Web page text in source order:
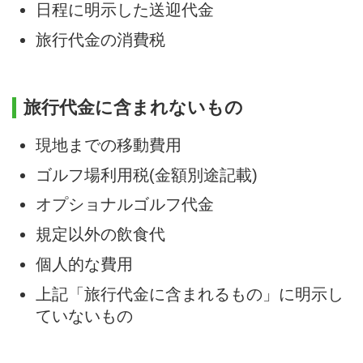
日程に明示した送迎代金
旅行代金の消費税
旅行代金に含まれないもの
現地までの移動費用
ゴルフ場利用税(金額別途記載)
オプショナルゴルフ代金
規定以外の飲食代
個人的な費用
上記「旅行代金に含まれるもの」に明示し
ていないもの